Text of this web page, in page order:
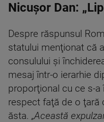
Nicușor Dan:
Despre răspunsul
statului menţionat că
consulului şi
mesaj într-o ierarhie
proporţional cu ce s-
respect faţă de o ţară
ăsta. „Această